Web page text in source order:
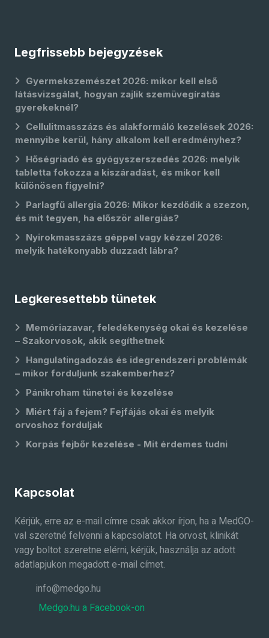
Legfrissebb bejegyzések
Gyermekszemészet 2026: mikor kell első
látásvizsgálat, hogyan zajlik szemüvegíratás
gyerekeknél?
Cellulitmasszázs és alakformáló kezelések 2026:
mennyibe kerül, hány alkalom kell eredményhez?
Hőségriadó és gyógyszerszedés 2026: melyik
tabletta fokozza a kiszáradást, és mikor kell
különösen figyelni?
Parlagfű allergia 2026: Mikor kezdődik a szezon,
és mit tegyen, ha először allergiás?
Nyirokmasszázs géppel vagy kézzel 2026:
melyik hatékonyabb duzzadt lábra?
Legkeresettebb tünetek
Memóriazavar, feledékenység okai és kezelése
– Szakorvosok, akik segíthetnek
Hangulatingadozás és idegrendszeri problémák
– mikor forduljunk szakemberhez?
Pánikroham tünetei és kezelése
Miért fáj a fejem? Fejfájás okai és melyik
orvoshoz forduljak
Korpás fejbőr kezelése - Mit érdemes tudni
Kapcsolat
Kérjük, erre az e-mail címre csak akkor írjon, ha a MedGO-
val szeretné felvenni a kapcsolatot. Ha orvost, klinikát
vagy boltot szeretne elérni, kérjük, használja az adott
adatlapjukon megadott e-mail címet.
info@medgo.hu
Medgo.hu a Facebook-on